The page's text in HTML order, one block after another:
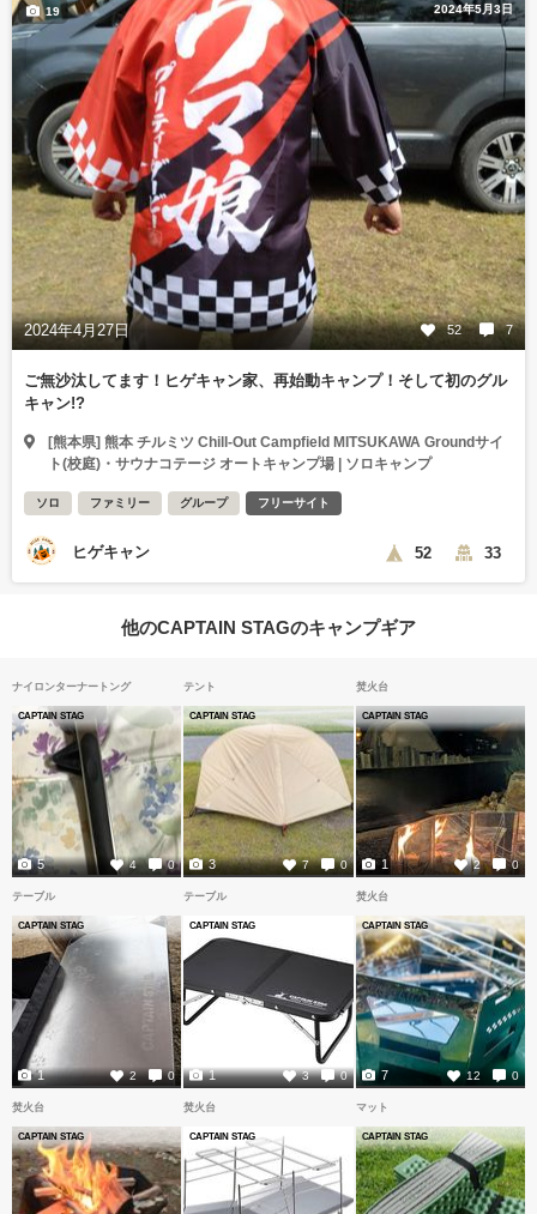
2024年5月3日
2024年4月27日 52 7
19
ご無沙汰してます！ヒゲキャン家、再始動キャンプ！そして初のグル
キャン!?
[熊本県] 熊本 チルミツ Chill-Out Campfield MITSUKAWA Groundサイ
ト(校庭)・サウナコテージ オートキャンプ場 | ソロキャンプ
ソロ ファミリー グループ フリーサイト
ヒゲキャン 52 33
他のCAPTAIN STAGのキャンプギア
ナイロンターナートング
CAPTAIN STAG
4 0
5
テント
CAPTAIN STAG
7 0
3
焚火台
CAPTAIN STAG
2 0
1
テーブル
CAPTAIN STAG
2 0
1
テーブル
CAPTAIN STAG
3 0
1
焚火台
CAPTAIN STAG
12 0
7
焚火台
CAPTAIN STAG
焚火台
CAPTAIN STAG
マット
CAPTAIN STAG